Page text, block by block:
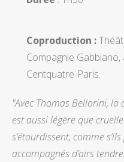
Coproduction :
Compagnie
Centquatre-Paris.
"Avec Thomas Bellorini, la
est aussi légère que
s’étourdissent, comme
accompagnés d’airs